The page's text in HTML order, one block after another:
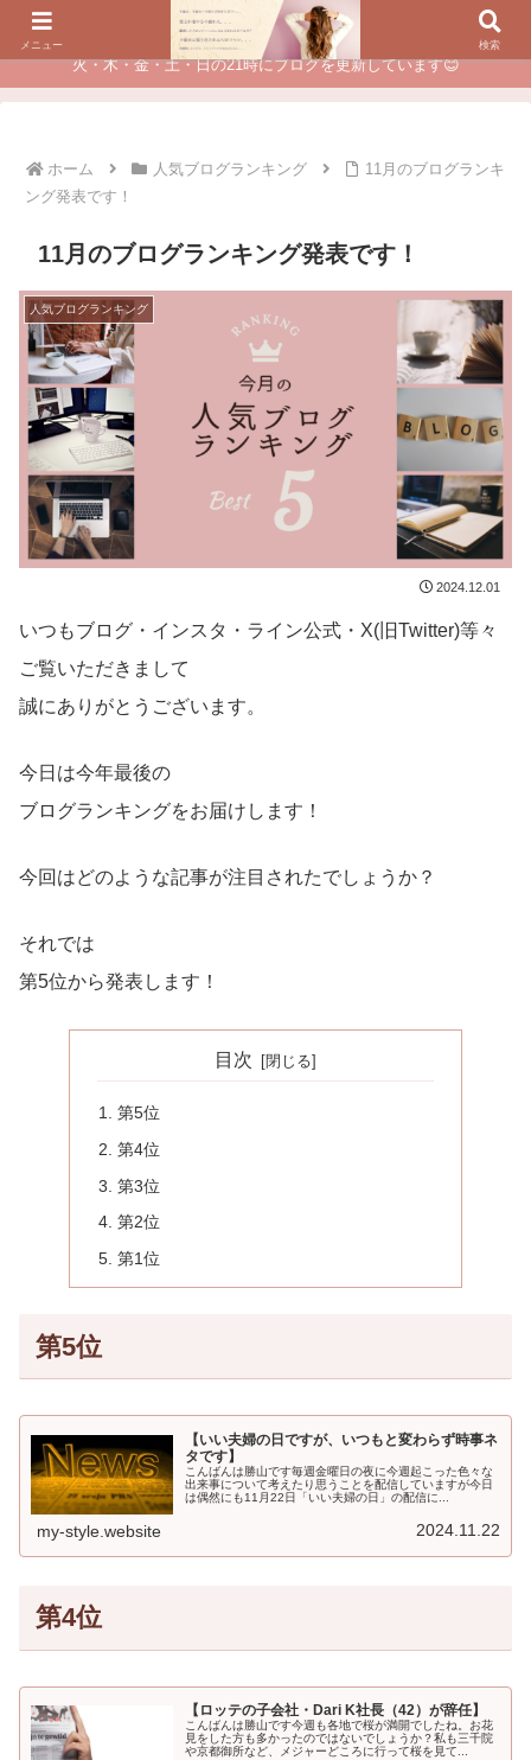
夫に不倫されたつらい経験が、あなたのチャンスに変わるカウンセリング
火・木・金・土・日の21時にブログを更新しています😊
ホーム 人気ブログランキング
11月のブログランキ
ング発表です！
11月のブログランキング発表です！
人気ブログランキング
2024.12.01
いつもブログ・インスタ・ライン公式・X(旧Twitter)等々
ご覧いただきまして
誠にありがとうございます。
今日は今年最後の
ブログランキングをお届けします！
今回はどのような記事が注目されたでしょうか？
それでは
第5位から発表します！
目次
第5位
第4位
第3位
第2位
第1位
第5位
【いい夫婦の日ですが、いつもと変わらず時事ネ
タです】
こんばんは勝山です毎週金曜日の夜に今週起こった色々な
出来事について考えたり思うことを配信していますが今日
は偶然にも11月22日「いい夫婦の日」の配信に...
my-style.website 2024.11.22
第4位
【ロッテの子会社・Dari K社長（42）が辞任】
こんばんは勝山です今週も各地で桜が満開でしたね。お花
見をした方も多かったのではないでしょうか？私も三千院
や京都御所など、メジャーどころに行って桜を見て...
メニュー 検索